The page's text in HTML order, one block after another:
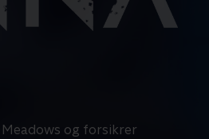
og forsikrer